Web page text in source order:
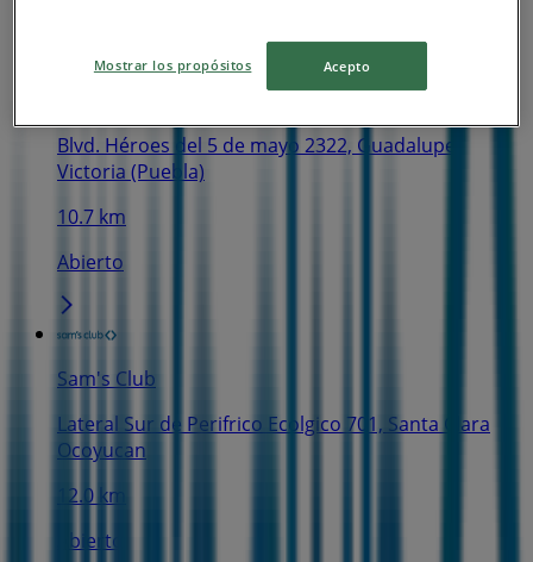
Blvd. Héroes del 5 de mayo 2322, Guadalupe
Victoria (Puebla)
10.7 km
Abierto
Sam's Club
Lateral Sur de Perifrico Ecolgico 701, Santa Clara
Ocoyucan
12.0 km
Abierto
Mostrar los propósitos Acepto